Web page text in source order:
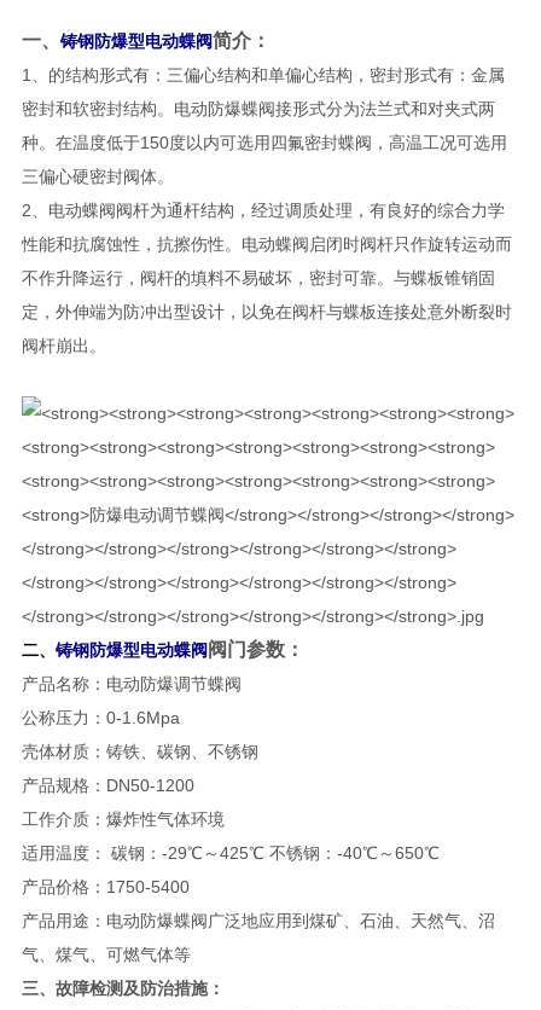
一、 铸钢防爆型电动蝶阀​简介：
1、的结构形式有：三偏心结构和单偏心结构，密封形式有：金属
密封和软密封结构。电动防爆蝶阀接形式分为法兰式和对夹式两
种。在温度低于150度以内可选用四氟密封蝶阀，高温工况可选用
三偏心硬密封阀体。
2、电动蝶阀阀杆为通杆结构，经过调质处理，有良好的综合力学
性能和抗腐蚀性，抗擦伤性。电动蝶阀启闭时阀杆只作旋转运动而
不作升降运行，阀杆的填料不易破坏，密封可靠。与蝶板锥销固
定，外伸端为防冲出型设计，以免在阀杆与蝶板连接处意外断裂时
阀杆崩出。
二、 铸钢防爆型电动蝶阀​阀门参数：
产品名称：电动防爆调节蝶阀
公称压力：0-1.6Mpa
壳体材质：铸铁、碳钢、不锈钢
产品规格：DN50-1200
工作介质：爆炸性气体环境
适用温度： 碳钢：-29℃～425℃ 不锈钢：-40℃～650℃
产品价格：1750-5400
产品用途：电动防爆蝶阀广泛地应用到煤矿、石油、天然气、沼
气、煤气、可燃气体等
​三、故障检测及防治措施：